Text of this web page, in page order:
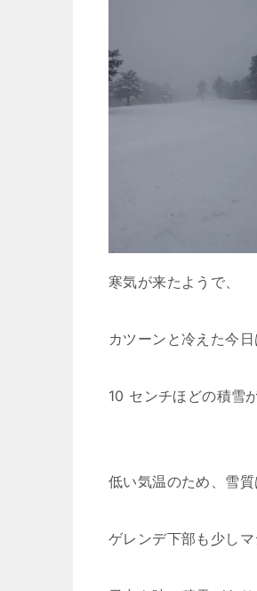
寒気が来たようで、
カツーンと冷えた今日
10 センチほどの積雪
低い気温のため、雪質
ゲレンデ下部も少しマ